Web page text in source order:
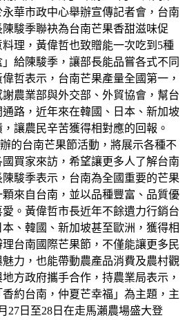
華市政中心舉辦宣傳記者會，台南
駿季聯袂為台南芒果香甜滋味促
理，黃偉哲也致贈能一次吃到5種
給陳駿季，讓部長能品嘗各式不同
哲表示，台南芒果產量全國第一，
農業部與外交部、外貿協會，幫台
路，近年來在韓國、日本、新加坡
讓農民辛苦獲得相對應的回報。
的台南芒果節活動，將展示各種不
買家來訪，希望讓更多人了解台南
駿季表示，台南為全國重要的芒果
來自台南，並以品種豐富、品質優
。黃偉哲市長近年不餘遺力行銷台
、韓國、新加坡甚至歐洲，獲得相
台南國際芒果節，不僅能讓更多民
力，也能帶動農產品消費及農村觀
方政府攜手合作，持農業局表示，
約台南，仲夏芒幸福」為主題，主
27日至28日在走馬瀨農場盛大登